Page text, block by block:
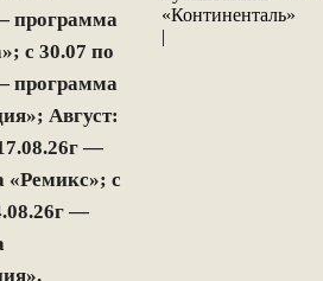
программа
с 30.07 по
программа
Август:
—
«Ремикс»; с
—